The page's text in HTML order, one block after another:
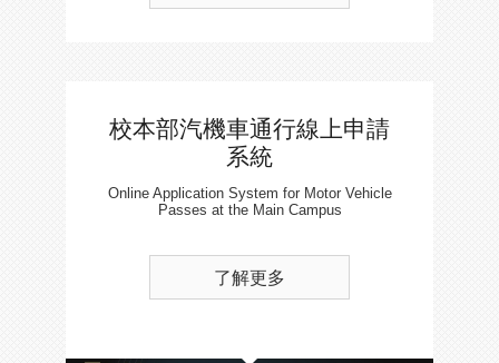
校本部汽機車通行線上申請
系統
Online Application System for Motor Vehicle
Passes at the Main Campus
了解更多